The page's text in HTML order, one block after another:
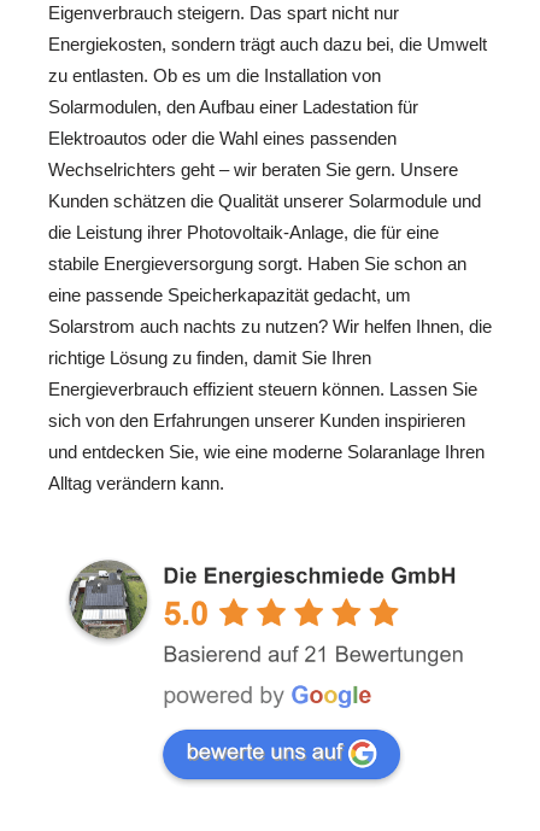
Eigenverbrauch steigern. Das spart nicht nur
Energiekosten, sondern trägt auch dazu bei, die Umwelt
zu entlasten. Ob es um die Installation von
Solarmodulen, den Aufbau einer Ladestation für
Elektroautos oder die Wahl eines passenden
Wechselrichters geht – wir beraten Sie gern. Unsere
Kunden schätzen die Qualität unserer Solarmodule und
die Leistung ihrer Photovoltaik-Anlage, die für eine
stabile Energieversorgung sorgt. Haben Sie schon an
eine passende Speicherkapazität gedacht, um
Solarstrom auch nachts zu nutzen? Wir helfen Ihnen, die
richtige Lösung zu finden, damit Sie Ihren
Energieverbrauch effizient steuern können. Lassen Sie
sich von den Erfahrungen unserer Kunden inspirieren
und entdecken Sie, wie eine moderne Solaranlage Ihren
Alltag verändern kann.